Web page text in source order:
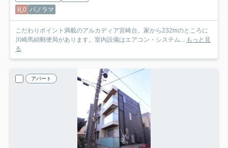
礼0 パノラマ
こだわりポイント満載のアルカディア宮崎台。家から232mのところに
川崎馬絹郵便局があります。室内設備はエアコン・システム... もっと見
る
アパート